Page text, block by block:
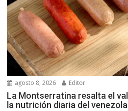
agosto 8, 2026 Editor
La Montserratina resalta el
la nutrición diaria del